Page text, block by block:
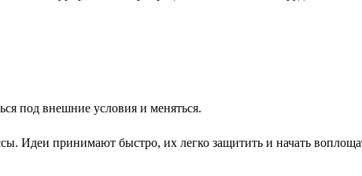
под внешние условия и меняться.
Идеи принимают быстро, их легко защитить и начать